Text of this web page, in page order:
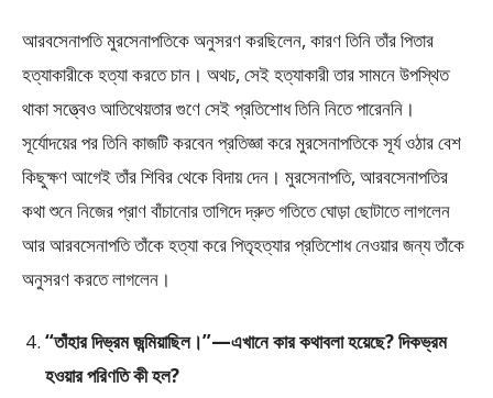
আরবসেনাপতি মুরসেনাপতিকে অনুসরণ করছিলেন, কারণ তিনি তাঁর পিতার
হত্যাকারীকে হত্যা করতে চান। অথচ, সেই হত্যাকারী তার সামনে উপস্থিত
থাকা সত্ত্বেও আতিথেয়তার গুণে সেই প্রতিশােধ তিনি নিতে পারেননি।
সূর্যোদয়ের পর তিনি কাজটি করবেন প্রতিজ্ঞা করে মুরসেনাপতিকে সূর্য ওঠার বেশ
কিছুক্ষণ আগেই তাঁর শিবির থেকে বিদায় দেন। মুরসেনাপতি, আরবসেনাপতির
কথা শুনে নিজের প্রাণ বাঁচানাের তাগিদে দ্রুত গতিতে ঘােড়া ছােটাতে লাগলেন
আর আরবসেনাপতি তাঁকে হত্যা করে পিতৃহত্যার প্রতিশােধ নেওয়ার জন্য তাঁকে
অনুসরণ করতে লাগলেন।
“তাঁহার দিভ্রম জন্মিয়াছিল।”—এখানে কার কথাবলা হয়েছে? দিকভ্রম
হওয়ার পরিণতি কী হল?